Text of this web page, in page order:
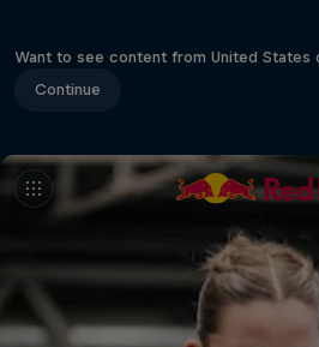
Want to see content from United States
Continue